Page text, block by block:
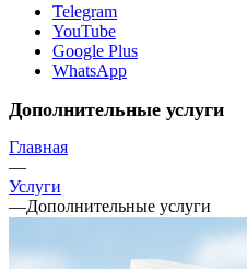
Telegram
YouTube
Google Plus
WhatsApp
Дополнительные услуги
Главная
—
Услуги
—Дополнительные услуги